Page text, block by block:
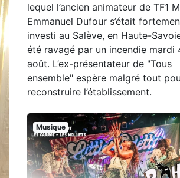
lequel l’ancien animateur de TF1
Emmanuel Dufour s’était
investi au Salève, en Haute-
été ravagé par un incendie mardi
août. L’ex-présentateur de "Tous
ensemble" espère malgré tout
reconstruire l’établissement.
Musique